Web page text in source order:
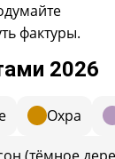
фактуры.
2026
Охра